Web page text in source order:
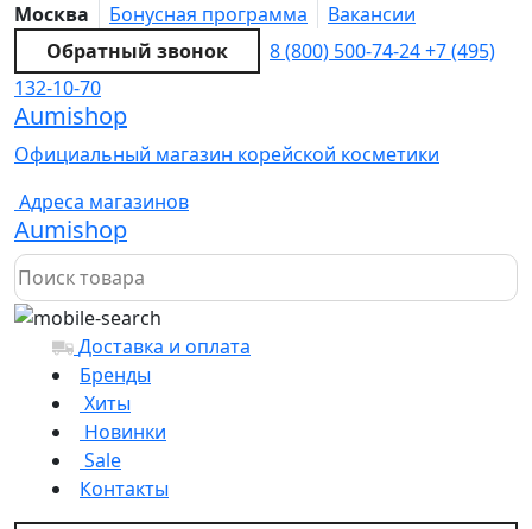
Москва Бонусная программа
Вакансии
Обратный звонок
8 (800) 500-74-24+7 (495)
132-10-70
Aumishop
Официальный магазин корейской косметики
Адреса магазинов
Aumishop
Доставка и оплата
Бренды
Хиты
Новинки
Sale
Контакты